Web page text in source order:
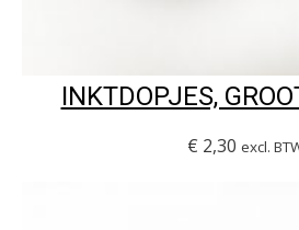
INKTDOPJES,
€ 2,30 excl.